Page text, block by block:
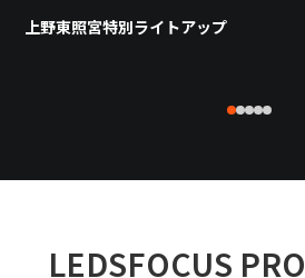
上野東照宮特別ライトアップ
LEDSFOCUS PRO